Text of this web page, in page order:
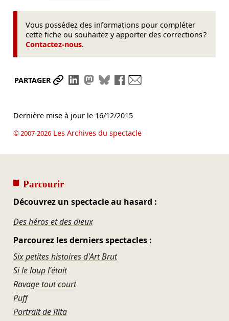
Vous possédez des informations pour compléter
cette fiche ou souhaitez y apporter des corrections ?
Contactez-nous.
PARTAGER Partager le lien
Partager sur LinkedIn
Partager sur Mastodon
Partager sur Bluesky
Partager sur Facebook
Dernière mise à jour le 16/12/2015
© 2007-2026Les Archives du spectacle
Parcourir
Découvrez un spectacle au hasard :
Des héros et des dieux
Parcourez les derniers spectacles :
Six petites histoires d'Art Brut
Si le loup l'était
Ravage tout court
Puff
Portrait de Rita